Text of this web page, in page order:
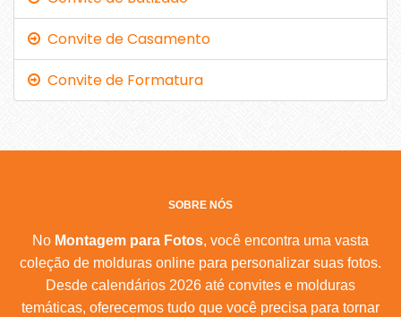
Convite de Casamento
Convite de Formatura
SOBRE NÓS
No Montagem para Fotos, você encontra uma vasta
coleção de molduras online para personalizar suas fotos.
Desde calendários 2026 até convites e molduras
temáticas, oferecemos tudo que você precisa para tornar